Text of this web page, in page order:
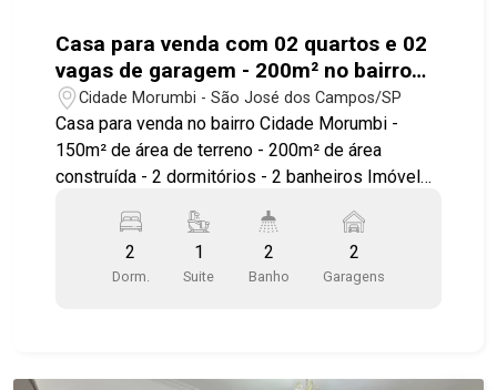
Casa para venda com 02 quartos e 02
vagas de garagem - 200m² no bairro
Cidade Morumbi
Cidade Morumbi - São José dos Campos/SP
Casa para venda no bairro Cidade Morumbi -
150m² de área de terreno - 200m² de área
construída - 2 dormitórios - 2 banheiros Imóvel
tem um valor comercial interessante para uma
reforma ou demolição para a construção de uma
casa compatível com o terreno, ou
2
Dorm.
1
Suite
2
Banho
2
Garagens